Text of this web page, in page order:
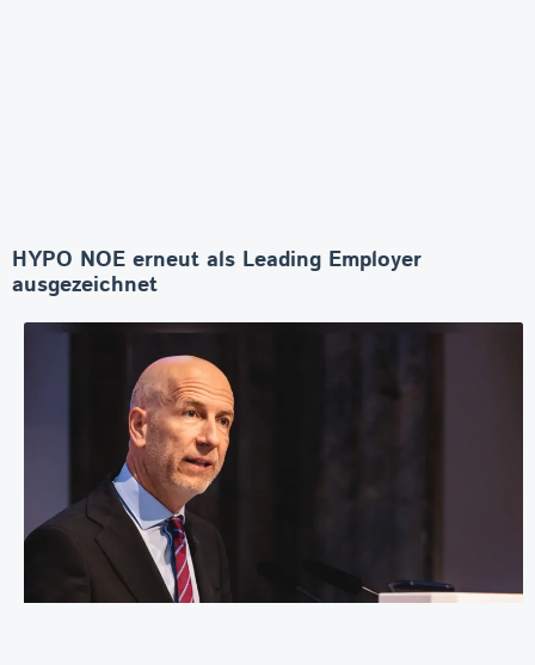
HYPO NOE erneut als Leading Employer
ausgezeichnet